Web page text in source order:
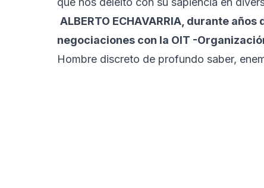
ALBERTO ECHAVARRIA, durante
negociaciones con la OIT -
Hombre discreto de profundo saber,